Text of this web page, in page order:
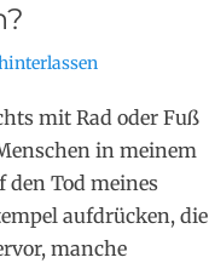
mit Rad oder Fuß
in meinem
Tod meines
aufdrücken, die
manche